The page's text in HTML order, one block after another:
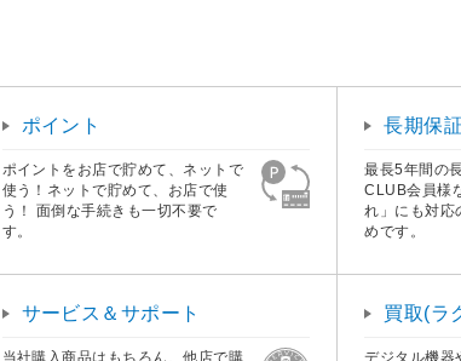
ポイント
ポイントをお店で貯めて、ネットで
使う！ネットで貯めて、お店で使
う！ 面倒な手続きも一切不要で
す。
長期保証
最長5年間の
CLUB会員様
れ」にも対応
めです。
サービス＆サポート
当社購入商品はもちろん、他店で購
買取(ラ
デジタル機器